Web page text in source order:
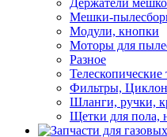
Держатели
Мешки-
Модули, кнопки
Моторы для
Разное
Телескопические
Фильтры,
Шланги, ручки,
Щетки для пола,